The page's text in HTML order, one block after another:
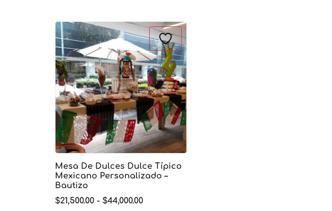
Mesa De Dulces Dulce Típico
Mexicano Personalizado –
Bautizo
$21,500.00 - $44,000.00